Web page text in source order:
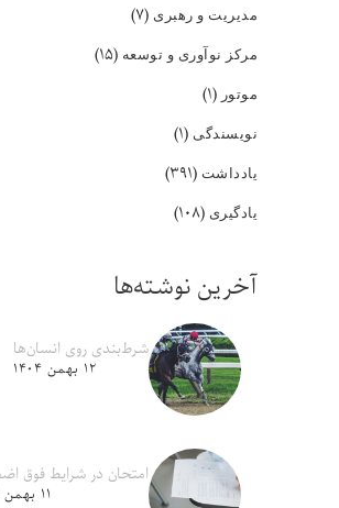
مدیریت و رهبری (۷)
مرکز نوآوری و توسعه (۱۵)
موتور (۱)
نویسندگی (۱)
یادداشت (۳۹۱)
یادگیری (۱۰۸)
آخرین نوشته‌ها
شرط‌بندی روی انسان‌ها
۱۲ بهمن ۱۴۰۴
امتحان در شرایط فوق
۱۱ بهمن ۱۴۰۴